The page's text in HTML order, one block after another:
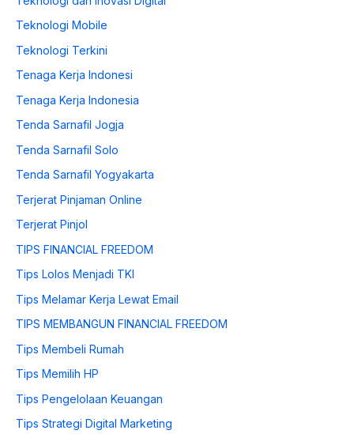
Teknologi Mobile
Teknologi Terkini
Tenaga Kerja Indonesi
Tenaga Kerja Indonesia
Tenda Sarnafil Jogja
Tenda Sarnafil Solo
Tenda Sarnafil Yogyakarta
Terjerat Pinjaman Online
Terjerat Pinjol
TIPS FINANCIAL FREEDOM
Tips Lolos Menjadi TKI
Tips Melamar Kerja Lewat Email
TIPS MEMBANGUN FINANCIAL FREEDOM
Tips Membeli Rumah
Tips Memilih HP
Tips Pengelolaan Keuangan
Tips Strategi Digital Marketing